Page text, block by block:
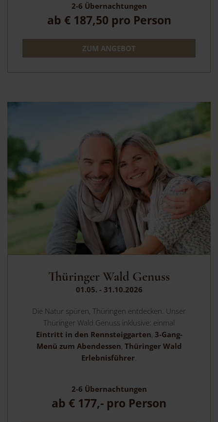
2-6 Übernachtungen
ab € 187,50 pro Person
ZUM ANGEBOT
Thüringer Wald Genuss
01.05. - 31.10.2026
Die Natur spüren, Thüringen entdecken. Unser
Thüringer Wald Genuss inklusive: einmal
Eintritt in den Rennsteiggarten, 3-Gang-
Menü zum Abendessen, Thüringer Wald
Erlebnisführer
2-6 Übernachtungen
ab € 177,- pro Person